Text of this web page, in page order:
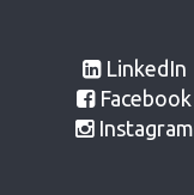
LinkedIn
Facebook
Instagram